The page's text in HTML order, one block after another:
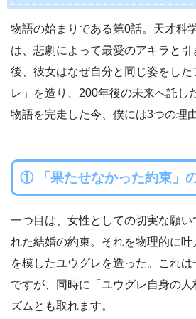
物語の始まりである第0話。天才科
は、悲劇によって最愛のアキラと
後、彼女はなぜ自分と同じ姿をし
レ」を造り、200年後の未来へ託し
物語を完走した今、僕には3つの理
① 「果たせなかった約束」
一つ目は、女性としての切実な願い
れた結婚の約束。それを物理的に
を模したユウグレを造った。これ
ですが、同時に「ユウグレ自身の人
ズムとも取れます。